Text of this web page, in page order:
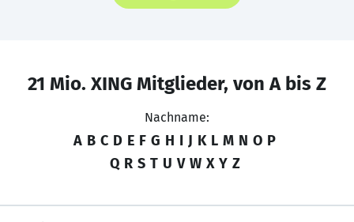
21 Mio. XING Mitglieder, von A bis Z
Nachname:
A B C D E F G H I J K L M N O P
Q R S T U V W X Y Z